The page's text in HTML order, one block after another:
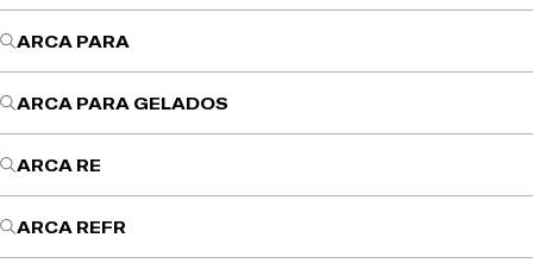
ARCA PARA
ARCA PARA GELADOS
ARCA RE
ARCA REFR